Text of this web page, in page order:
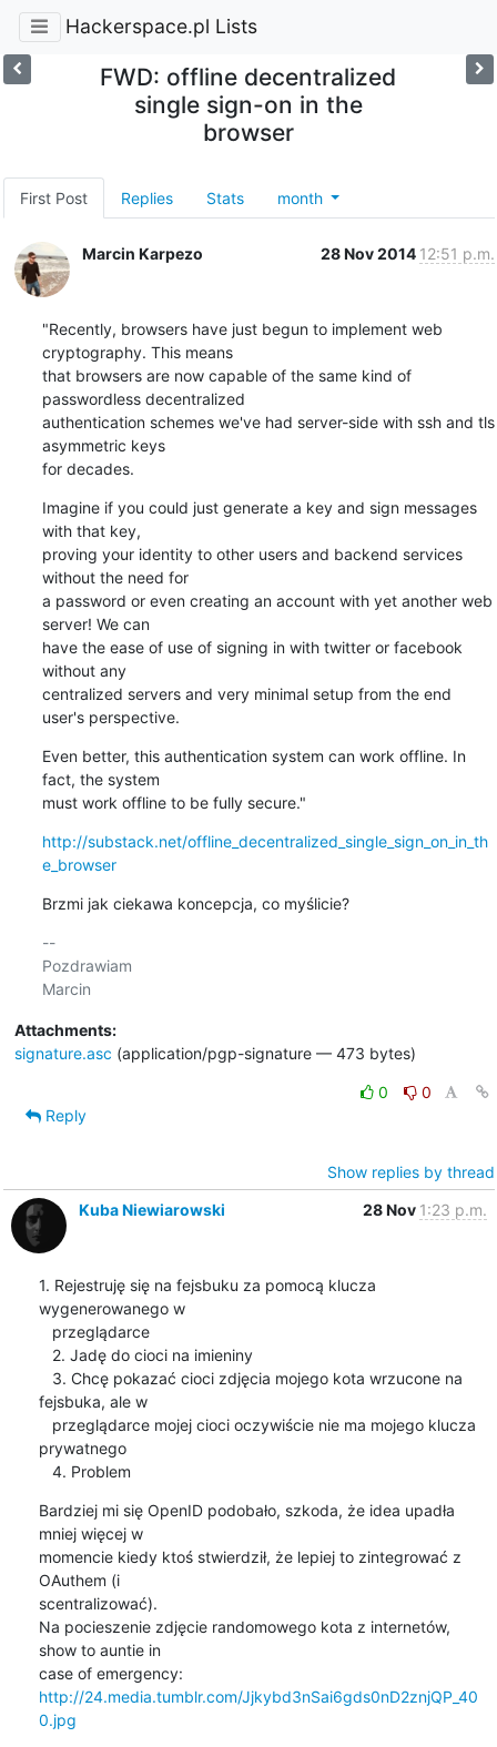
Hackerspace.pl Lists
FWD: offline decentralized
single sign-on in the
browser
First Post Replies Stats month
Marcin Karpezo 28 Nov 2014 12:51 p.m.
"Recently, browsers have just begun to implement web
cryptography. This means
that browsers are now capable of the same kind of
passwordless decentralized
authentication schemes we've had server-side with ssh and tls
asymmetric keys
for decades.
Imagine if you could just generate a key and sign messages
with that key,
proving your identity to other users and backend services
without the need for
a password or even creating an account with yet another web
server! We can
have the ease of use of signing in with twitter or facebook
without any
centralized servers and very minimal setup from the end
user's perspective.
Even better, this authentication system can work offline. In
fact, the system
must work offline to be fully secure."
http://substack.net/offline_decentralized_single_sign_on_in_th
e_browser
Brzmi jak ciekawa koncepcja, co myślicie?
--
Pozdrawiam
Attachments:
signature.asc (application/pgp-signature — 473 bytes)
0
0
Reply
Show replies by thread
Kuba Niewiarowski
28 Nov 1:23 p.m.
1. Rejestruję się na fejsbuku za pomocą klucza
wygenerowanego w
fejsbuka, ale w
prywatnego
   4. Problem
Bardziej mi się OpenID podobało, szkoda, że idea upadła
mniej więcej w
momencie kiedy ktoś stwierdził, że lepiej to zintegrować z
OAuthem (i
scentralizować).
Na pocieszenie zdjęcie randomowego kota z internetów,
show to auntie in
http://24.media.tumblr.com/Jjkybd3nSai6gds0nD2znjQP_40
0.jpg